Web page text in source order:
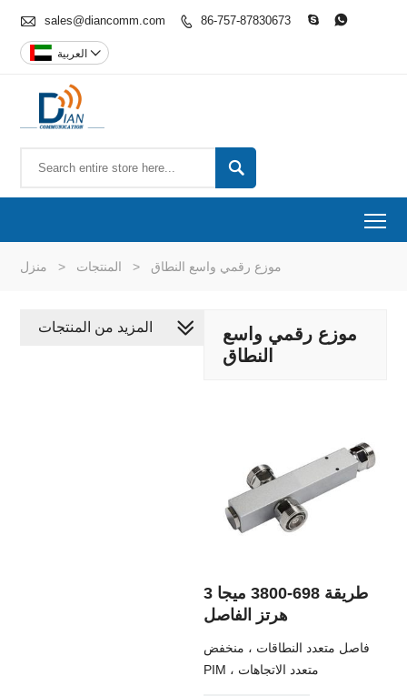
 sales@diancomm.com  86-757-87830673  
العربية 

منزل > المنتجات > موزع رقمي واسع النطاق
موزع رقمي واسع
النطاق
3 طريقة 698-3800 ميجا
هرتز الفاصل
فاصل متعدد النطاقات ، منخفض
PIM ، متعدد الاتجاهات
المزيد من المنتجات